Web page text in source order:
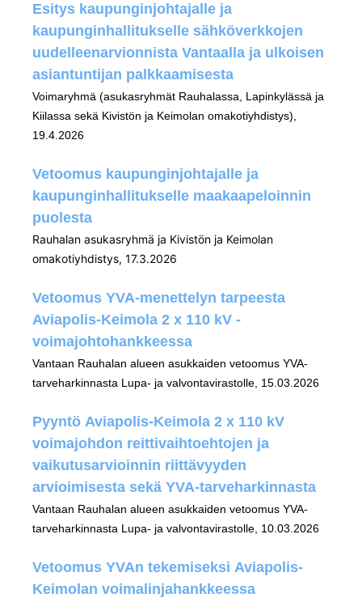
Esitys kaupunginjohtajalle ja
kaupunginhallitukselle sähköverkkojen
uudelleenarvionnista Vantaalla ja ulkoisen
asiantuntijan palkkaamisesta
Voimaryhmä (asukasryhmät Rauhalassa, Lapinkylässä ja
Kiilassa sekä Kivistön ja Keimolan omakotiyhdistys),
19.4.2026
Vetoomus kaupunginjohtajalle ja
kaupunginhallitukselle maakaapeloinnin
puolesta
Rauhalan asukasryhmä ja Kivistön ja Keimolan
omakotiyhdistys, 17.3.2026
Vetoomus YVA-menettelyn tarpeesta
Aviapolis-Keimola 2 x 110 kV -
voimajohtohankkeessa
Vantaan Rauhalan alueen asukkaiden vetoomus YVA-
tarveharkinnasta Lupa- ja valvontavirastolle, 15.03.2026
Pyyntö Aviapolis-Keimola 2 x 110 kV
voimajohdon reittivaihtoehtojen ja
vaikutusarvioinnin riittävyyden
arvioimisesta sekä YVA-tarveharkinnasta
Vantaan Rauhalan alueen asukkaiden vetoomus YVA-
tarveharkinnasta Lupa- ja valvontavirastolle, 10.03.2026
Vetoomus YVAn tekemiseksi Aviapolis-
Keimolan voimalinjahankkeessa